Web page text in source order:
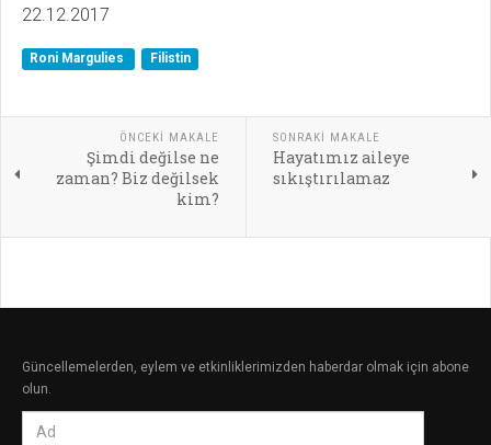
22.12.2017
Roni Margulies Filistin
ÖNCEKI MAKALE
Şimdi değilse ne
zaman? Biz değilsek
kim?
SONRAKI MAKALE
Hayatımız aileye
sıkıştırılamaz
Güncellemelerden, eylem ve etkinliklerimizden haberdar olmak için abone
olun.